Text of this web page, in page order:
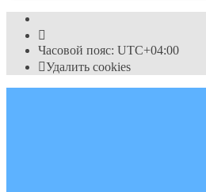
Часовой пояс: UTC+04:00
Удалить cookies